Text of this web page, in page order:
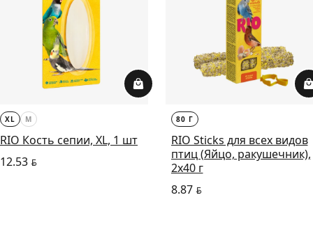
XL M
RIO Кость сепии, XL, 1 шт
12.53 BYN
80 Г
RIO Sticks для всех видов
птиц (Яйцо, ракушечник),
2х40 г
8.87BYN